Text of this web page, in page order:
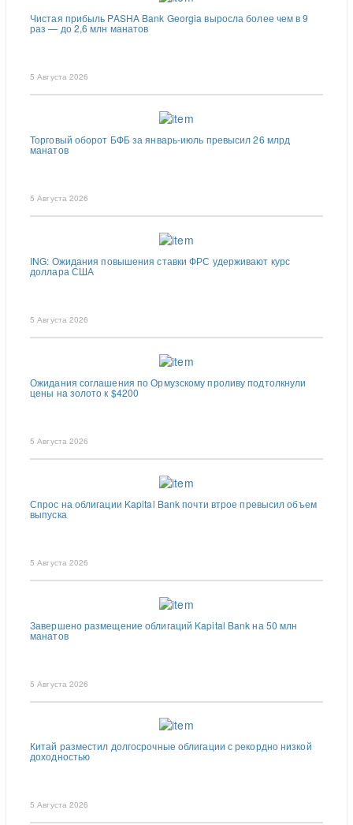
Чистая прибыль PASHA Bank Georgia выросла более чем в 9
раз — до 2,6 млн манатов
5 Августа 2026
Торговый оборот БФБ за январь-июль превысил 26 млрд
манатов
5 Августа 2026
ING: Ожидания повышения ставки ФРС удерживают курс
доллара США
5 Августа 2026
Ожидания соглашения по Ормузскому проливу подтолкнули
цены на золото к $4200
5 Августа 2026
Спрос на облигации Kapital Bank почти втрое превысил объем
выпуска
5 Августа 2026
Завершено размещение облигаций Kapital Bank на 50 млн
манатов
5 Августа 2026
Китай разместил долгосрочные облигации с рекордно низкой
доходностью
5 Августа 2026